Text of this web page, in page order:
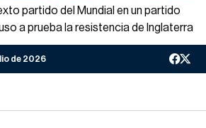
partido del Mundial en un partido
a prueba la resistencia de Inglaterra
de 2026